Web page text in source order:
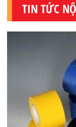
TIN TỨC